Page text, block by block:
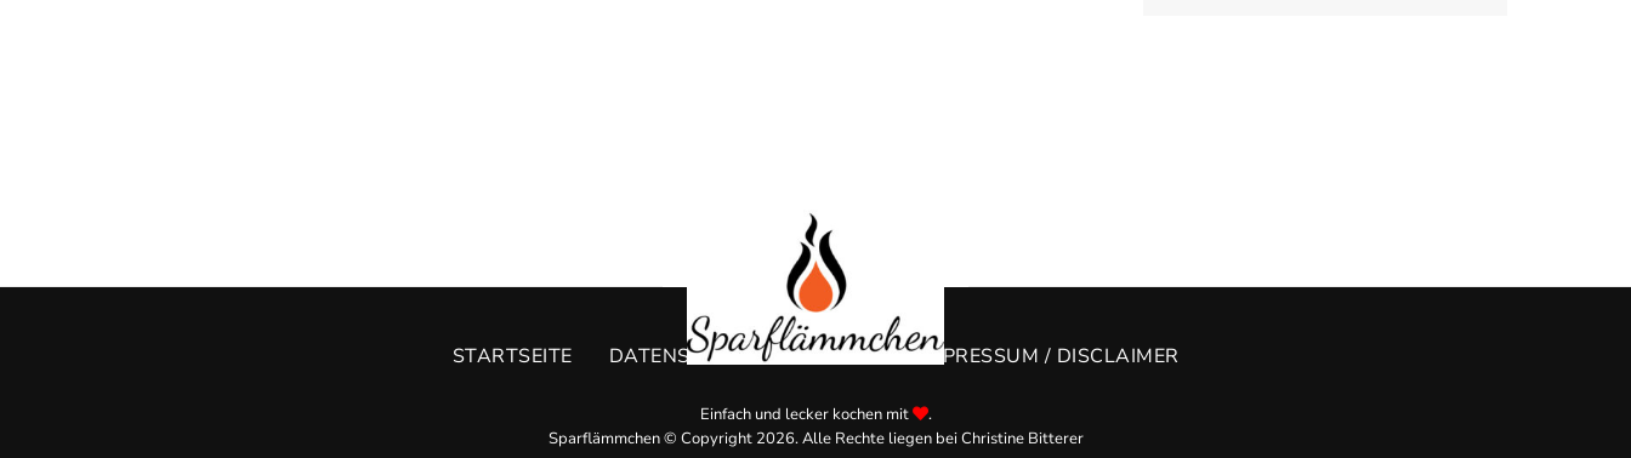
STARTSEITE DATENSCHUTZERKLÄRUNG IMPRESSUM / DISCLAIMER
Einfach und lecker kochen mit
.
Sparflämmchen © Copyright 2026. Alle Rechte liegen bei Christine Bitterer